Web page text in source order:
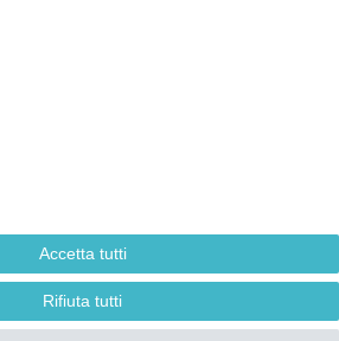
Accetta tutti
Rifiuta tutti